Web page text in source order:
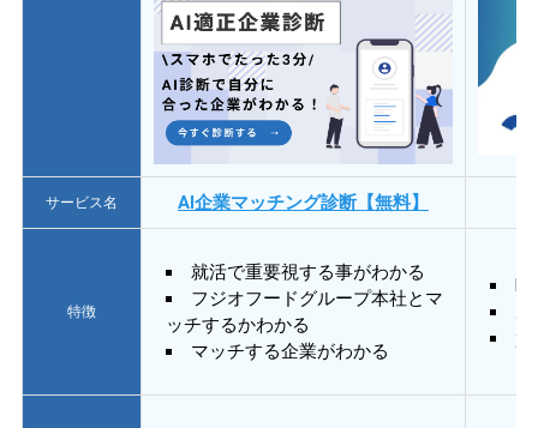
サービス名 AI企業マッチング診断【無料】
特徴
就活で重要視する事がわかる
フジオフードグループ本社とマ
ッチするかわかる
マッチする企業がわかる
質